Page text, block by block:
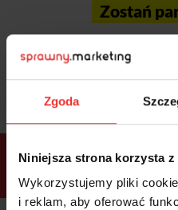
Zgoda
Niniejsza strona korzysta
Wykorzystujemy pliki
i reklam, aby oferować
Zostań
Sprawdź
ramach
pakietów